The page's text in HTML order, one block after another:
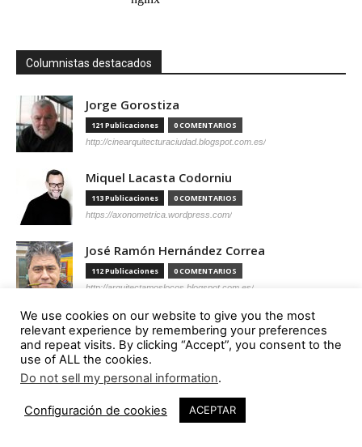
Columnistas destacados
Jorge Gorostiza
121 Publicaciones 0 COMENTARIOS
http://cinearquitecturaciudad.blogspot.com.es/
Miquel Lacasta Codorniu
113 Publicaciones 0 COMENTARIOS
https://axonometrica.wordpress.com/
José Ramón Hernández Correa
112 Publicaciones 0 COMENTARIOS
http://arquitectamoslocos.blogspot.com.es/
Miguel Ángel Díaz Camacho
95 Publicaciones 0 COMENTARIOS
https://madc.xyz/
Ana Barreiro Blanco
92 Publicaciones 0 COMENTARIOS
We use cookies on our website to give you the most
relevant experience by remembering your preferences
and repeat visits. By clicking “Accept”, you consent to the
use of ALL the cookies.
Do not sell my personal information.
Configuración de cookies ACEPTAR